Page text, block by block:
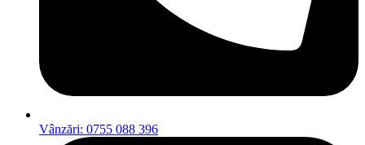
Vânzări: 0755 088 396